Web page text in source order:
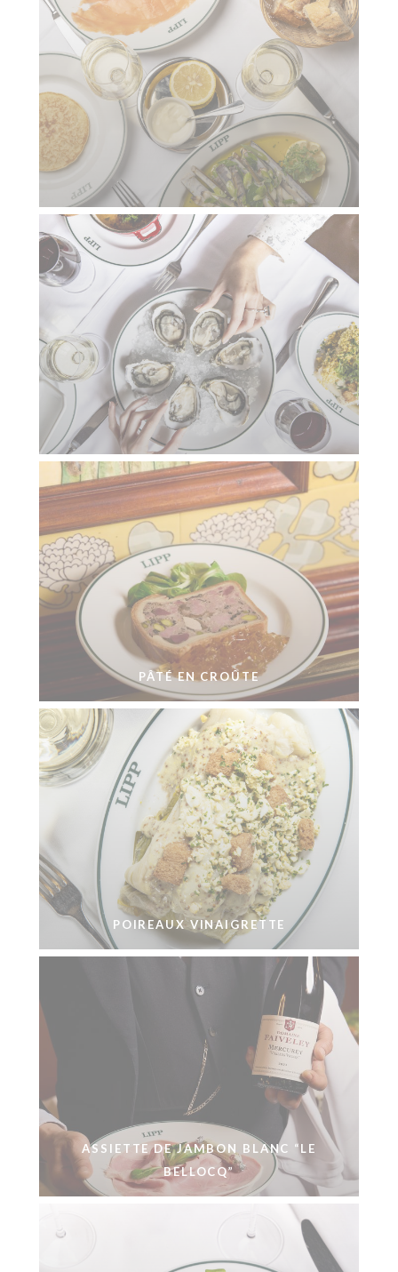
PÂTÉ EN CROÛTE
POIREAUX VINAIGRETTE
ASSIETTE DE JAMBON BLANC “LE
BELLOCQ”